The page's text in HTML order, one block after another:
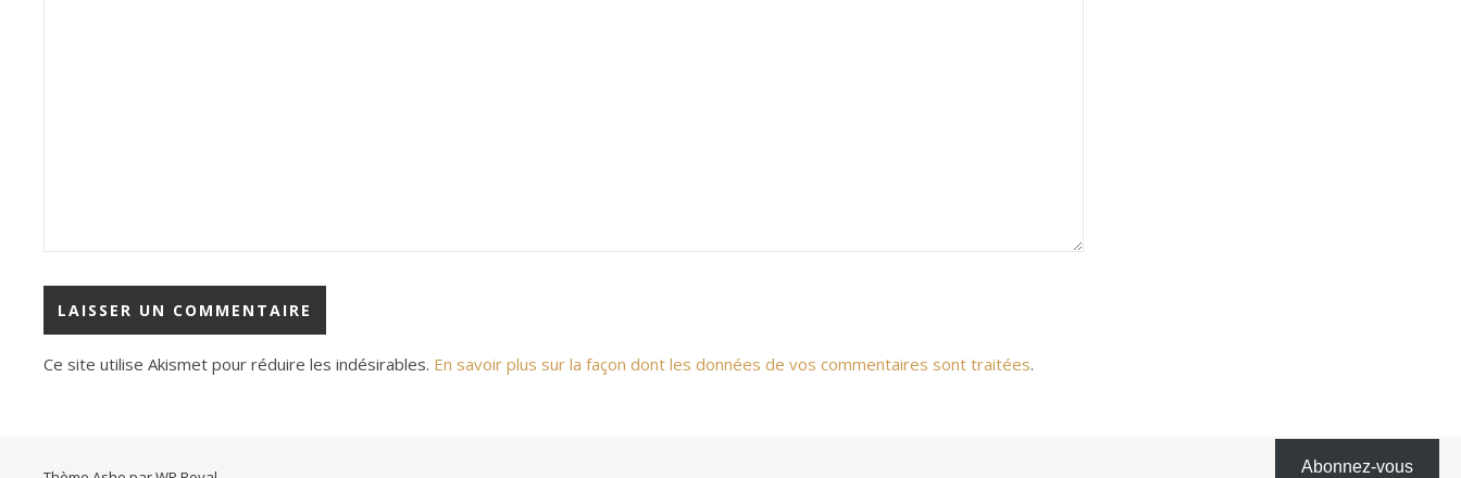
Ce site utilise Akismet pour réduire les indésirables. En savoir plus sur la façon dont les données de vos commentaires sont traitées.
Abonnez-vous